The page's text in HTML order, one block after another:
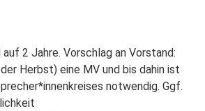
2 Jahre. Vorschlag an Vorstand:
Herbst) eine MV und bis dahin ist
notwendig. Ggf.